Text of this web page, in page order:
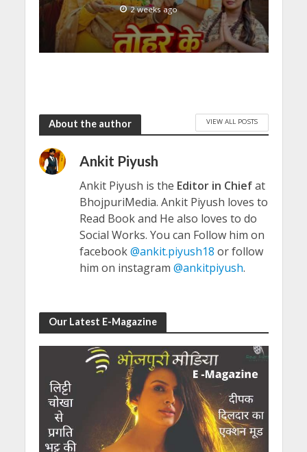
2 weeks ago
About the author VIEW ALL POSTS
Ankit Piyush
Ankit Piyush is the Editor in Chiefat
BhojpuriMedia. Ankit Piyush loves to
Read Book and He also loves to do
Social Works. You can Follow him on
facebook@ankit.piyush18 or follow
him on instagram @ankitpiyush.
Our Latest E-Magazine